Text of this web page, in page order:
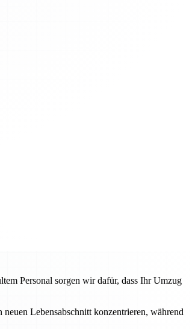
Personal sorgen wir dafür, dass Ihr Umzug
Lebensabschnitt konzentrieren, während